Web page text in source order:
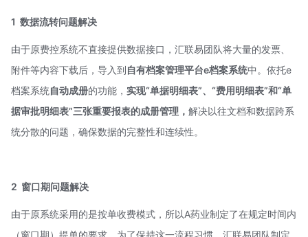
1 数据流转问题解决
由于原费控系统不直接提供数据接口，汇联易团队将大量的发票、
附件等内容下载后，导入到自有档案管理平台e档案系统中。依托e
档案系统自动成册的功能， 实现“单据明细表”、“费用明细表”和“单
据审批明细表”三张重要报表的成册管理， 解决以往文档和数据跨系
统分散的问题，确保数据的完整性和连续性。
2 窗口期问题解决
由于原系统采用的是按单收费模式，所以A药业制定了在规定时间内